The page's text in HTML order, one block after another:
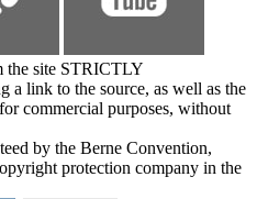
the site STRICTLY
link to the source, as well as the
commercial purposes, without
by the Berne Convention,
protection company in the